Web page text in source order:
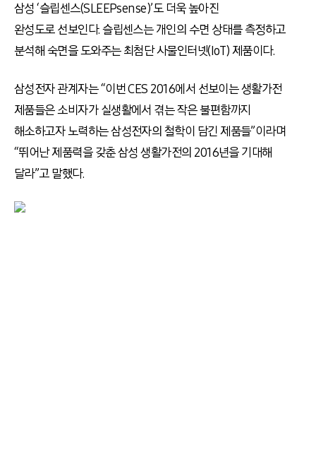
삼성 ‘슬립센스(SLEEPsense)’도 더욱 높아진
완성도로 선보인다. 슬립센스는 개인의 수면 상태를 측정하고
분석해 숙면을 도와주는 최첨단 사물인터넷(IoT) 제품이다.
삼성전자 관계자는 “이번 CES 2016에서 선보이는 생활가전
제품들은 소비자가 실생활에서 겪는 작은 불편함까지
해소하고자 노력하는 삼성전자의 철학이 담긴 제품들”이라며
“뛰어난 제품력을 갖춘 삼성 생활가전의 2016년을 기대해
달라”고 말했다.